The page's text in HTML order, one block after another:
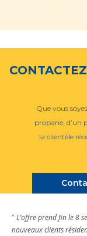
Que vous
propane, d’un
la clientèle
^ L’offre prend fin le 8
nouveaux clients